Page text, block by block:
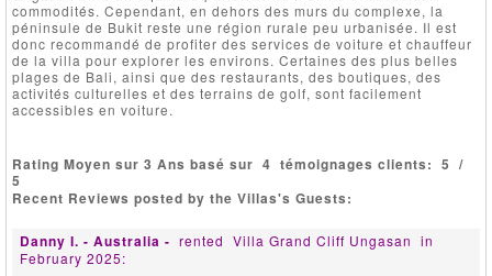
commodités. Cependant, en dehors des murs du complexe, la
péninsule de Bukit reste une région rurale peu urbanisée. Il est
donc recommandé de profiter des services de voiture et chauffeur
de la villa pour explorer les environs. Certaines des plus belles
plages de Bali, ainsi que des restaurants, des boutiques, des
activités culturelles et des terrains de golf, sont facilement
accessibles en voiture.
Rating Moyen sur 3 Ans basé sur 4 témoignages clients: 5 /
5
Recent Reviews posted by the Villas's Guests:
Danny I. - Australia - rented Villa Grand Cliff Ungasan in
February 2025: